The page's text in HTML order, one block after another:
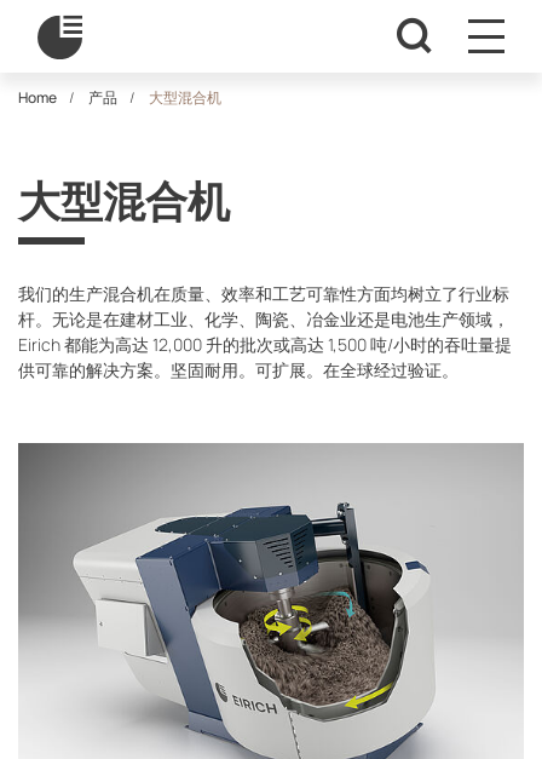
Home 产品 大型混合机
大型混合机
我们的生产混合机在质量、效率和工艺可靠性方面均树立了行业标
杆。无论是在建材工业、化学、陶瓷、冶金业还是电池生产领域，
Eirich 都能为高达 12,000 升的批次或高达 1,500 吨/小时的吞吐量提
供可靠的解决方案。坚固耐用。可扩展。在全球经过验证。